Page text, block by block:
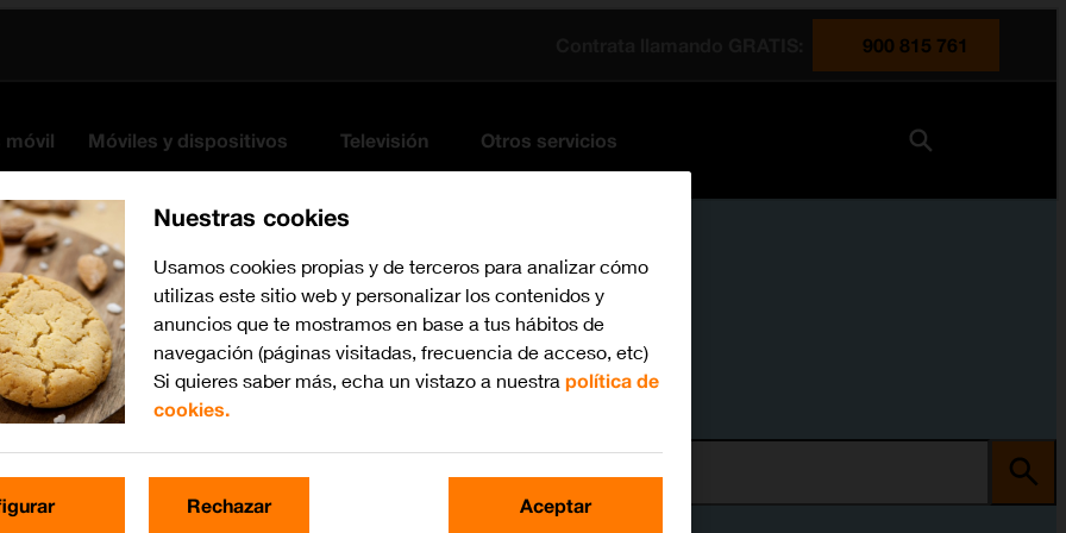
900 815 761
móvil Móviles y dispositivos Televisión Otros servicios
Nuestras cookies
Usamos cookies propias y de terceros para analizar cómo
utilizas este sitio web y personalizar los contenidos y
anuncios que te mostramos en base a tus hábitos de
navegación (páginas visitadas, frecuencia de acceso, etc)
Si quieres saber más, echa un vistazo a nuestra política de
cookies.
Rechazar Aceptar